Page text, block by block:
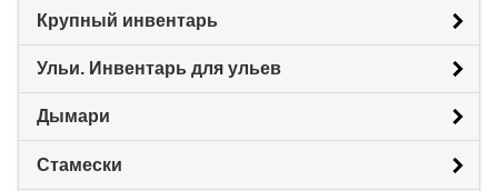
Крупный инвентарь
Ульи. Инвентарь для ульев
Дымари
Стамески